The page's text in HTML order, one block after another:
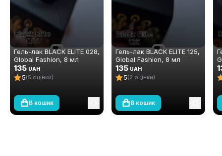
Гель-лак BLACK ELITE 028,
Global Fashion, 8 мл
135 UAH
5(5 оцінки)
В кошик
Гель-лак BLACK ELITE 125,
Global Fashion, 8 мл
135 UAH
5(2 оцінки)
В кошик